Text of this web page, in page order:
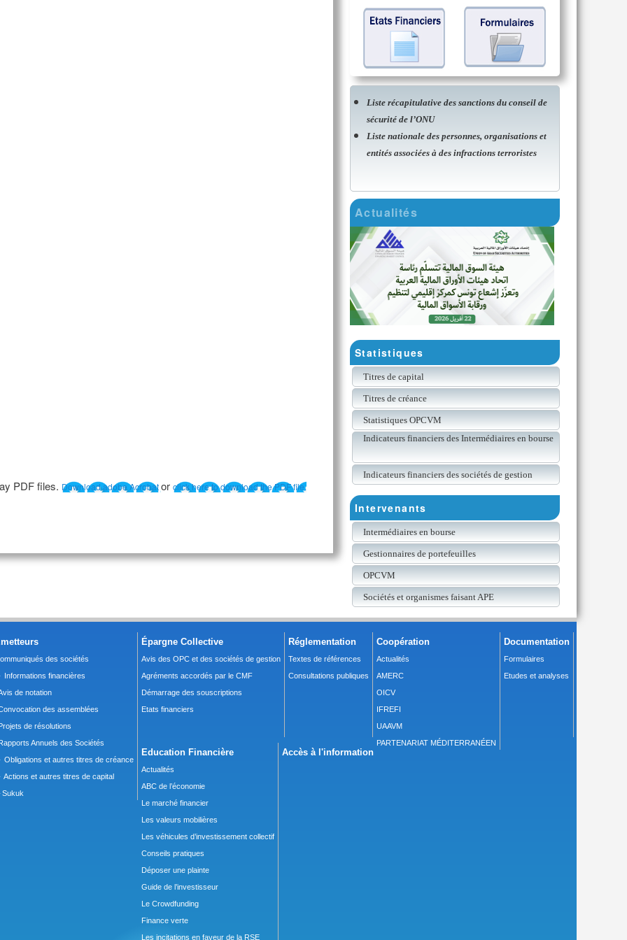
PDF files. Download adobe Acrobator click here to download the PDF file.
Liste récapitulative des sanctions du conseil de
sécurité de l’ONU
Liste nationale des personnes, organisations et
entités associées à des infractions terroristes
Actualités
Statistiques
Titres de capital
Titres de créance
Statistiques OPCVM
Indicateurs financiers des Intermédiaires en bourse
Indicateurs financiers des sociétés de gestion
Intervenants
Intermédiaires en bourse
Gestionnaires de portefeuilles
OPCVM
Sociétés et organismes faisant APE
des sociétés
financières
de notation
des assemblées
de résolutions
Annuels des Sociétés
et autres titres de créance
et autres titres de capital
Épargne Collective
Avis des OPC et des sociétés de gestion
Agréments accordés par le CMF
Démarrage des souscriptions
Etats financiers
Réglementation
Textes de références
Consultations publiques
Coopération
Actualités
AMERC
OICV
IFREFI
UAAVM
PARTENARIAT MÉDITERRANÉEN
Documentation
Formulaires
Etudes et analyses
Education Financière
Actualités
ABC de l’économie
Le marché financier
Les valeurs mobilières
Les véhicules d’investissement collectif
Conseils pratiques
Déposer une plainte
Guide de l’investisseur
Le Crowdfunding
Finance verte
Les incitations en faveur de la RSE
Accès à l'information